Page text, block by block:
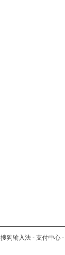
搜狗输入法 - 支付中心 -